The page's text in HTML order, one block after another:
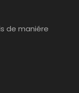
de maniére